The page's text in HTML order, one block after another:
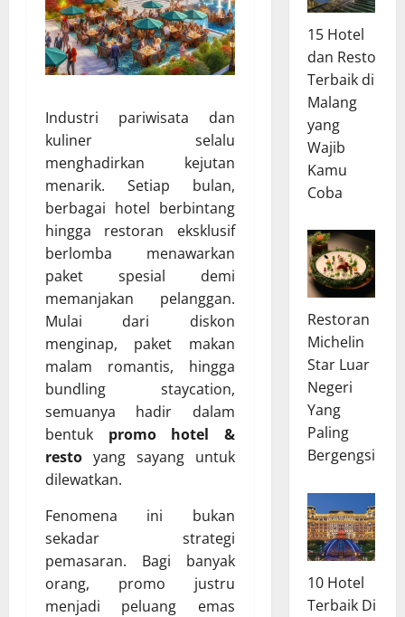
Industri pariwisata dan
kuliner selalu
menghadirkan kejutan
menarik. Setiap bulan,
berbagai hotel berbintang
hingga restoran eksklusif
berlomba menawarkan
paket spesial demi
memanjakan pelanggan.
Mulai dari diskon
menginap, paket makan
malam romantis, hingga
bundling staycation,
semuanya hadir dalam
bentuk promo hotel &
resto yang sayang untuk
dilewatkan.
Fenomena ini bukan
sekadar strategi
pemasaran. Bagi banyak
orang, promo justru
menjadi peluang emas
15 Hotel
dan Resto
Terbaik di
Malang
yang
Wajib
Kamu
Coba
Restoran
Michelin
Star Luar
Negeri
Yang
Paling
Bergengsi
10 Hotel
Terbaik Di